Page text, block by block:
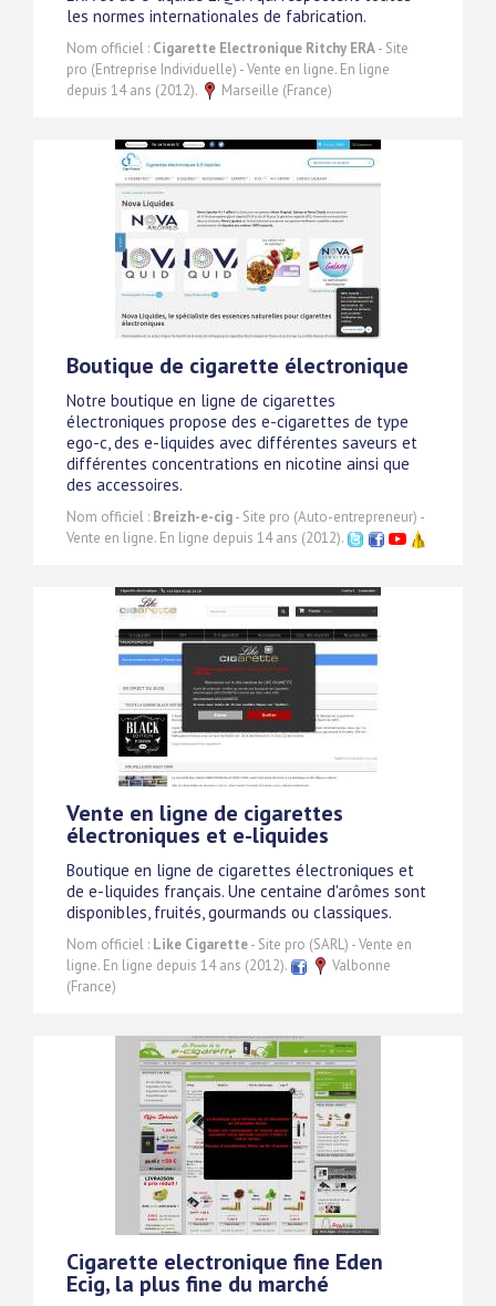
les normes internationales de fabrication.
Nom officiel : Cigarette Electronique Ritchy ERA- Site
pro (Entreprise Individuelle) - Vente en ligne. En ligne
depuis 14 ans (2012).
Marseille (France)
Boutique de cigarette électronique
Notre boutique en ligne de cigarettes
électroniques propose des e-cigarettes de type
ego-c, des e-liquides avec différentes saveurs et
différentes concentrations en nicotine ainsi que
des accessoires.
Nom officiel : Breizh-e-cig- Site pro (Auto-entrepreneur) -
Vente en ligne. En ligne depuis 14 ans (2012).
Vente en ligne de cigarettes
électroniques et e-liquides
Boutique en ligne de cigarettes électroniques et
de e-liquides français. Une centaine d'arômes sont
disponibles, fruités, gourmands ou classiques.
Nom officiel : Like Cigarette- Site pro (SARL) - Vente en
ligne. En ligne depuis 14 ans (2012).
Valbonne
(France)
Cigarette electronique fine Eden
Ecig, la plus fine du marché